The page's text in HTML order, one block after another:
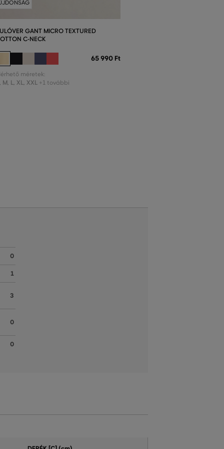
GANT MICRO TEXTURED
C-NECK
65 990 Ft
méretek:
, M, L, XL, XXL +1 további
0
1
3
0
0